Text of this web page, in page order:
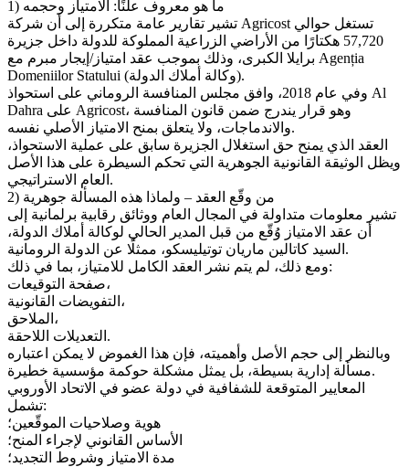
1) ما هو معروف علنًا: الامتياز وحجمه
تشير تقارير عامة متكررة إلى أن شركة Agricost تستغل حوالي
57,720 هكتارًا من الأراضي الزراعية المملوكة للدولة داخل جزيرة
برايلا الكبرى، وذلك بموجب عقد امتياز/إيجار مبرم مع Agenția
Domeniilor Statului (وكالة أملاك الدولة).
وفي عام 2018، وافق مجلس المنافسة الروماني على استحواذ Al
Dahra على Agricost، وهو قرار يندرج ضمن قانون المنافسة
والاندماجات، ولا يتعلق بمنح الامتياز الأصلي نفسه.
العقد الذي يمنح حق استغلال الجزيرة سابق على عملية الاستحواذ،
ويظل الوثيقة القانونية الجوهرية التي تحكم السيطرة على هذا الأصل
العام الاستراتيجي.
2) من وقّع العقد – ولماذا هذه المسألة جوهرية
تشير معلومات متداولة في المجال العام ووثائق رقابية برلمانية إلى
أن عقد الامتياز وُقّع من قبل المدير الحالي لوكالة أملاك الدولة،
السيد كاتالين ماريان توتيليسكو، ممثلًا عن الدولة الرومانية.
ومع ذلك، لم يتم نشر العقد الكامل للامتياز، بما في ذلك:
صفحة التوقيعات،
التفويضات القانونية،
الملاحق،
التعديلات اللاحقة.
وبالنظر إلى حجم الأصل وأهميته، فإن هذا الغموض لا يمكن اعتباره
مسألة إدارية بسيطة، بل يمثل مشكلة حوكمة مؤسسية خطيرة.
المعايير المتوقعة للشفافية في دولة عضو في الاتحاد الأوروبي
تشمل:
هوية وصلاحيات الموقّعين؛
الأساس القانوني لإجراء المنح؛
مدة الامتياز وشروط التجديد؛